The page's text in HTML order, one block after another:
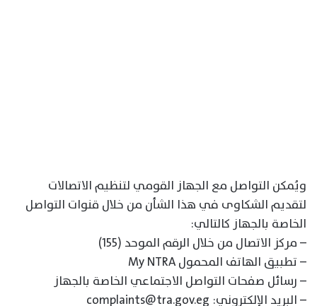
ويُمكن التواصل مع الجهاز القومي لتنظيم الاتصالات
لتقديم الشكاوى في هذا الشأن من خلال قنوات التواصل
الخاصة بالجهاز كالتالي:
– مركز الاتصال من خلال الرقم الموحد (155)
– تطبيق الهاتف المحمول My NTRA
– رسائل صفحات التواصل الاجتماعي الخاصة بالجهاز
– البريد الإلكتروني: complaints@tra.gov.eg